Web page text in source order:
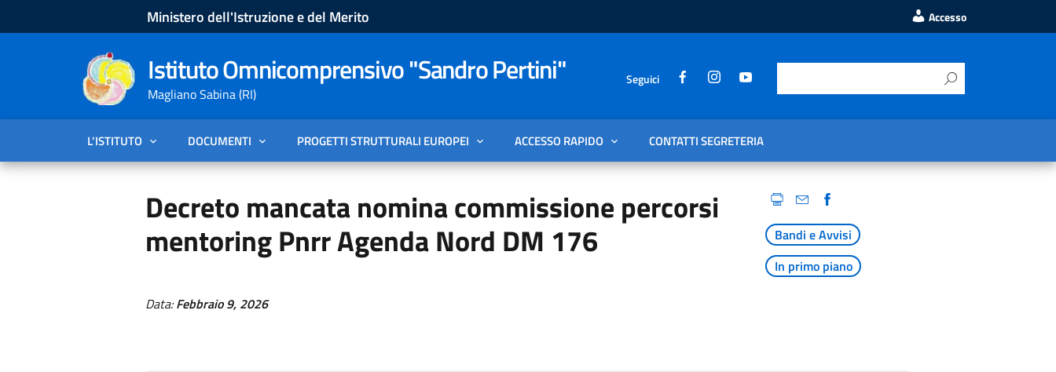
Ministero dell'Istruzione e del Merito Accesso
Istituto Omnicomprensivo "Sandro Pertini"
Magliano Sabina (RI)
Seguici
L’ISTITUTO DOCUMENTI PROGETTI STRUTTURALI EUROPEI ACCESSO RAPIDO CONTATTI SEGRETERIA
Decreto mancata nomina commissione percorsi
mentoring Pnrr Agenda Nord DM 176
Bandi e Avvisi
In primo piano
Data:Febbraio 9, 2026